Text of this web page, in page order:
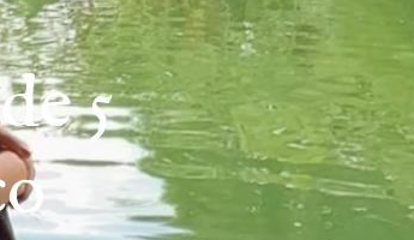
5